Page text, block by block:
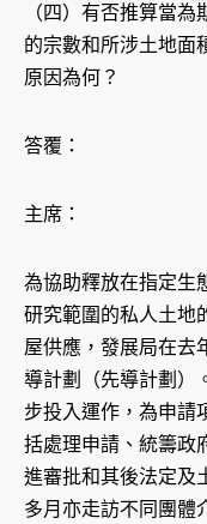
（四）有否推算當
的宗數和所涉土地面
原因為何？
答覆：
主席：
為協助釋放在指定生
研究範圍的私人土地
屋供應，發展局在去
導計劃（先導計劃）
步投入運作，為申請
括處理申請、統籌政
進審批和其後法定及
多月亦走訪不同團體